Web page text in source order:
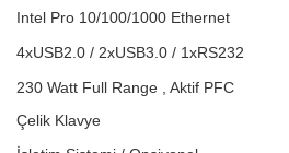
Intel Pro 10/100/1000 Ethernet
4xUSB2.0 / 2xUSB3.0 / 1xRS232
230 Watt Full Range , Aktif PFC
Çelik Klavye